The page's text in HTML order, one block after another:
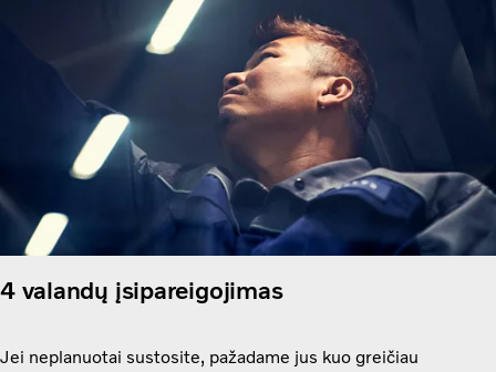
4 valandų įsipareigojimas
Jei neplanuotai sustosite, pažadame jus kuo greičiau